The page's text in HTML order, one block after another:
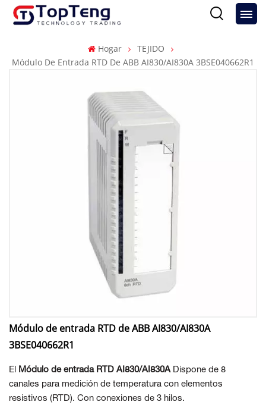
Hogar
TEJIDO
Módulo De Entrada RTD De ABB AI830/AI830A 3BSE040662R1
Módulo de entrada RTD de ABB AI830/AI830A
3BSE040662R1
El Módulo de entrada RTD AI830/AI830ADispone de 8
canales para medición de temperatura con elementos
resistivos (RTD). Con conexiones de 3 hilos.